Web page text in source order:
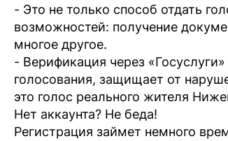
- Это не только способ отдать
возможностей: получение
многое другое.
- Верификация через
голосования, защищает от
это голос реального жителя
Нет аккаунта? Не беда!
Регистрация займет немного